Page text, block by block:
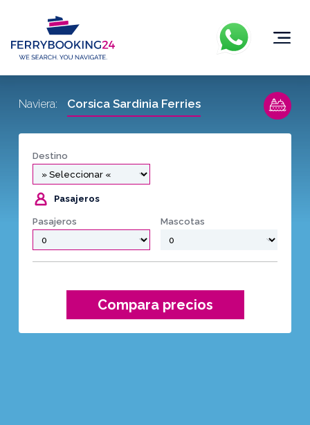
Destino
Pasajeros
Pasajeros Mascotas
Compara precios
Naviera: Corsica Sardinia Ferries